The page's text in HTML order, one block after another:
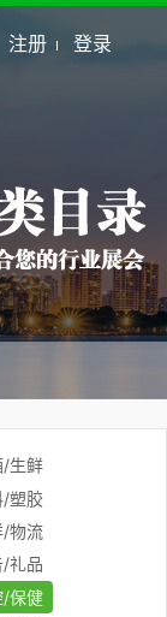
注册 登录
/生鲜
/塑胶
/物流
礼品
/保健